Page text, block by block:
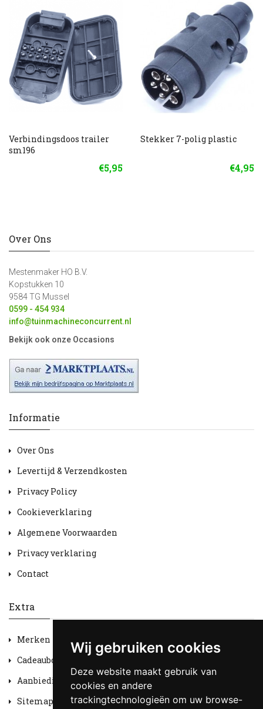
Wij gebruiken cookies
Deze website maakt gebruik van
cookies en andere
trackingtechnologieën om uw browse-
Verbindingsdoos trailer
sm196
€5,95
Stekker 7-polig plastic
€4,95
Over Ons
Mestenmaker HO B.V.
Kopstukken 10
9584 TG Mussel
0599 - 454 934
info@tuinmachineconcurrent.nl
Bekijk ook onze Occasions
Informatie
Over Ons
Levertijd & Verzendkosten
Privacy Policy
Cookieverklaring
Algemene Voorwaarden
Privacy verklaring
Contact
Extra
Merken
Cadeaubon
Aanbiedingen
Sitemap